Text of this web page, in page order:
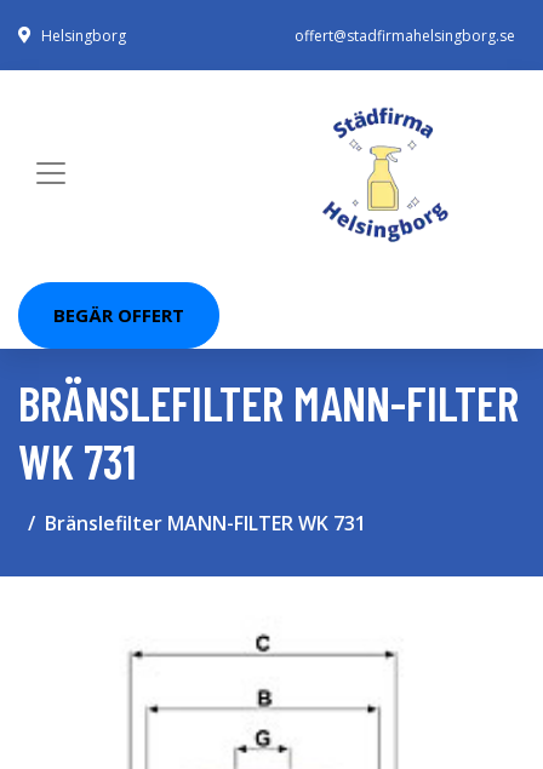
Helsingborg offert@stadfirmahelsingborg.se
BEGÄR OFFERT
BRÄNSLEFILTER MANN-FILTER
WK 731
Bränslefilter MANN-FILTER WK 731